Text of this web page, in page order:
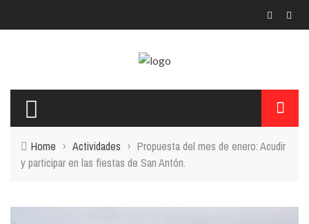
Home › Actividades › Propuesta del mes de enero: Acudir
y participar en las fiestas de San Antón.